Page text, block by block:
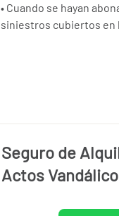
• Cuando se hayan
siniestros cubiertos en
Seguro de
Actos